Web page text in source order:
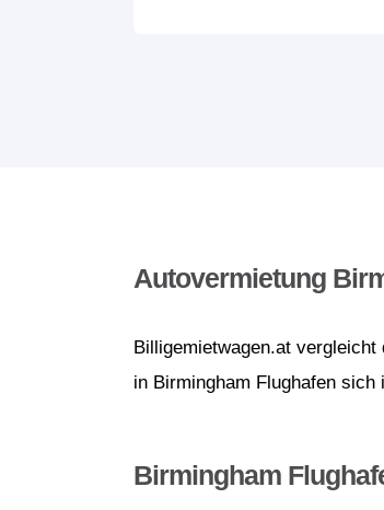
Autovermietung
Billigemietwagen.at
in Birmingham Flughafen
Birmingham